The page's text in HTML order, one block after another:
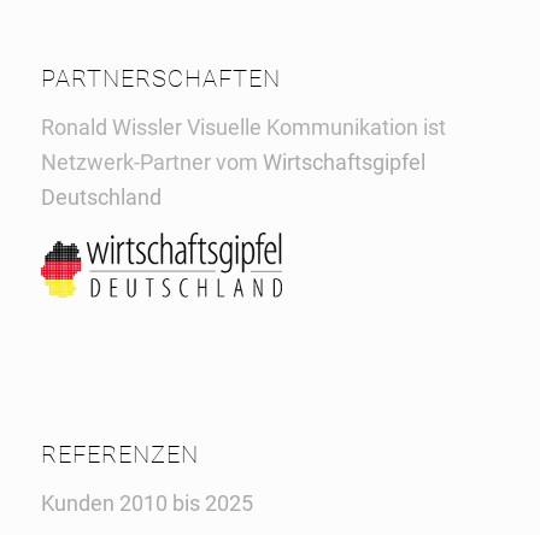
PARTNERSCHAFTEN
Ronald Wissler Visuelle Kommunikation ist
Netzwerk-Partner vom Wirtschaftsgipfel
Deutschland
REFERENZEN
Kunden 2010 bis 2025